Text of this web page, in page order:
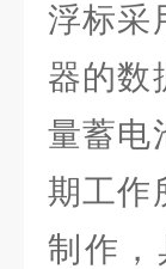
浮标采
器的数
量蓄电
期工作
制作，